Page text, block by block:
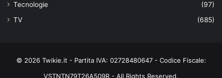
Tecnologie
(97)
TV
(685)
© 2026 Twikie.it - Partita IVA: 02728480647 - Codice Fiscale:
VSTNTN79T26A509R - All Rights Reserved.